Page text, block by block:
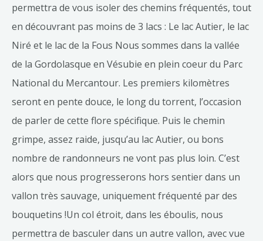
permettra de vous isoler des chemins fréquentés, tout
en découvrant pas moins de 3 lacs : Le lac Autier, le lac
Niré et le lac de la Fous Nous sommes dans la vallée
de la Gordolasque en Vésubie en plein coeur du Parc
National du Mercantour. Les premiers kilomètres
seront en pente douce, le long du torrent, l’occasion
de parler de cette flore spécifique. Puis le chemin
grimpe, assez raide, jusqu’au lac Autier, ou bons
nombre de randonneurs ne vont pas plus loin. C’est
alors que nous progresserons hors sentier dans un
vallon très sauvage, uniquement fréquenté par des
bouquetins !Un col étroit, dans les éboulis, nous
permettra de basculer dans un autre vallon, avec vue